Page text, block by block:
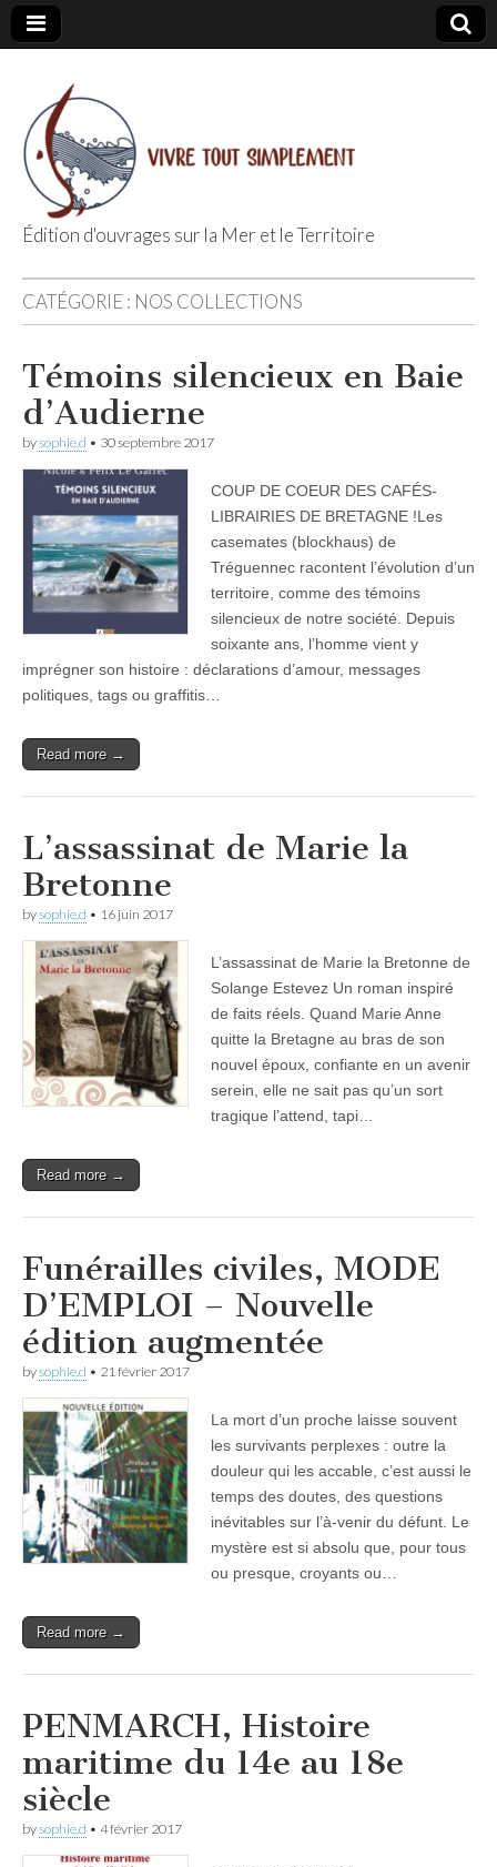
Editions Vivre
Tout
Simplement
Édition d'ouvrages sur la Mer et le Territoire
CATÉGORIE : NOS COLLECTIONS
Témoins silencieux en Baie
d’Audierne
bysophie.d • 30 septembre 2017
COUP DE COEUR DES CAFÉS-
LIBRAIRIES DE BRETAGNE !Les
casemates (blockhaus) de
Tréguennec racontent l’évolution d’un
territoire, comme des témoins
silencieux de notre société. Depuis
soixante ans, l’homme vient y
imprégner son histoire : déclarations d’amour, messages
politiques, tags ou graffitis…
Read more →
L’assassinat de Marie la
Bretonne
bysophie.d • 16 juin 2017
L’assassinat de Marie la Bretonne de
Solange Estevez Un roman inspiré
de faits réels. Quand Marie Anne
quitte la Bretagne au bras de son
nouvel époux, confiante en un avenir
serein, elle ne sait pas qu’un sort
tragique l’attend, tapi…
Read more →
Funérailles civiles, MODE
D’EMPLOI – Nouvelle
édition augmentée
bysophie.d • 21 février 2017
La mort d’un proche laisse souvent
les survivants perplexes : outre la
douleur qui les accable, c’est aussi le
temps des doutes, des questions
inévitables sur l’à-venir du défunt. Le
mystère est si absolu que, pour tous
ou presque, croyants ou…
Read more →
PENMARCH, Histoire
maritime du 14e au 18e
siècle
bysophie.d • 4 février 2017